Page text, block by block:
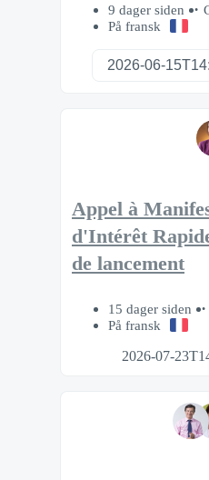
9 dager siden
På fransk
Appel à
d'Intérêt
de lancement
15 dager siden
På fransk
2026-07-